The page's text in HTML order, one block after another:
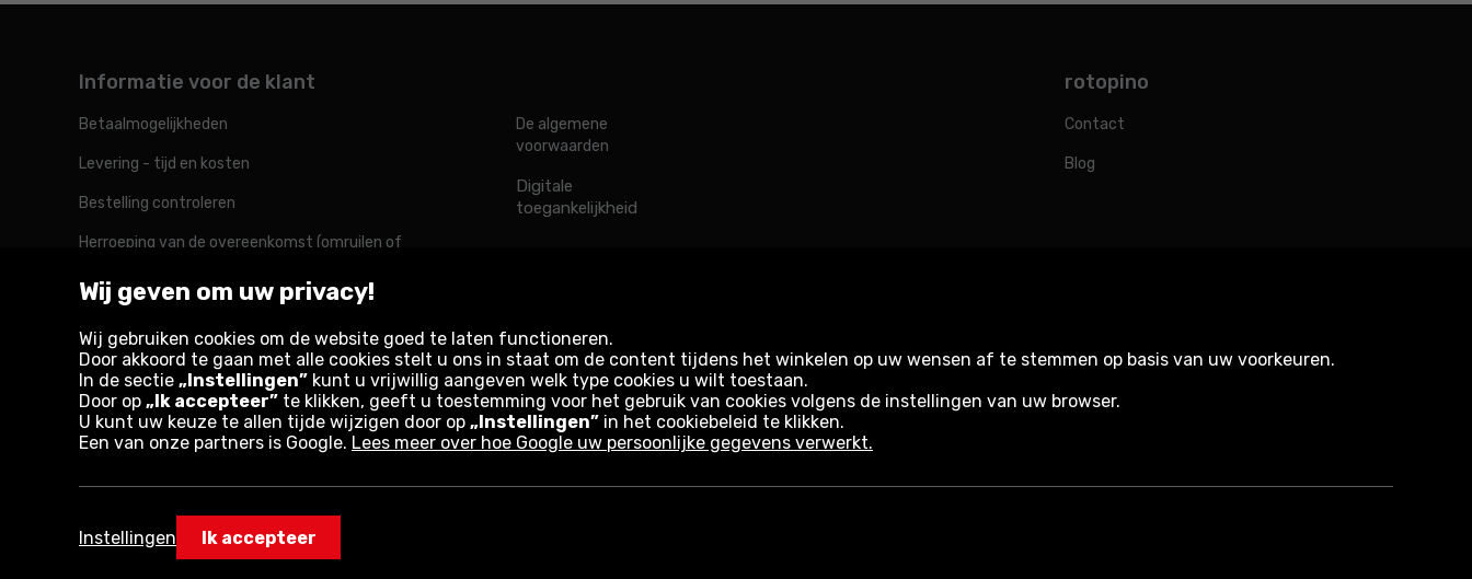
Informatie voor de klant
Betaalmogelijkheden
Levering - tijd en kosten
Bestelling controleren
Herroeping van de overeenkomst (omruilen of
Reclamatie
De algemene
voorwaarden
Digitale
toegankelijkheid
rotopino
Contact
Blog
Rotopino in de wereld
Copyright © 2026 Privacybeleid en gebruiksvoorwaarden van de website
Wij geven om uw privacy!
Wij gebruiken cookies om de website goed te laten functioneren.
Door akkoord te gaan met alle cookies stelt u ons in staat om de content tijdens het winkelen op uw wensen af te stemmen op basis van uw voorkeuren.
In de sectie „Instellingen” kunt u vrijwillig aangeven welk type cookies u wilt toestaan.
Door op „Ik accepteer” te klikken, geeft u toestemming voor het gebruik van cookies volgens de instellingen van uw browser.
U kunt uw keuze te allen tijde wijzigen door op „Instellingen” in het cookiebeleid te klikken.
Een van onze partners is Google. Lees meer over hoe Google uw persoonlijke gegevens verwerkt.
Instellingen Ik accepteer